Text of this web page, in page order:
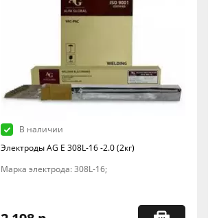
В наличии
Электроды AG E 308L-16 -2.0 (2кг)
Марка электрода: 308L-16;